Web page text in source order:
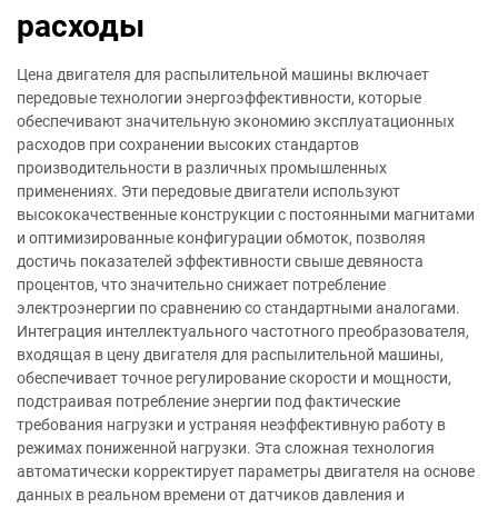
расходы
Цена двигателя для распылительной машины включает
передовые технологии энергоэффективности, которые
обеспечивают значительную экономию эксплуатационных
расходов при сохранении высоких стандартов
производительности в различных промышленных
применениях. Эти передовые двигатели используют
высококачественные конструкции с постоянными магнитами
и оптимизированные конфигурации обмоток, позволяя
достичь показателей эффективности свыше девяноста
процентов, что значительно снижает потребление
электроэнергии по сравнению со стандартными аналогами.
Интеграция интеллектуального частотного преобразователя,
входящая в цену двигателя для распылительной машины,
обеспечивает точное регулирование скорости и мощности,
подстраивая потребление энергии под фактические
требования нагрузки и устраняя неэффективную работу в
режимах пониженной нагрузки. Эта сложная технология
автоматически корректирует параметры двигателя на основе
данных в реальном времени от датчиков давления и